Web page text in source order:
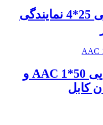
قیمت کابل آلومینیومی 25*4 نمایندگی
هادی آلومینیومی هوایی 50*1 AAC و